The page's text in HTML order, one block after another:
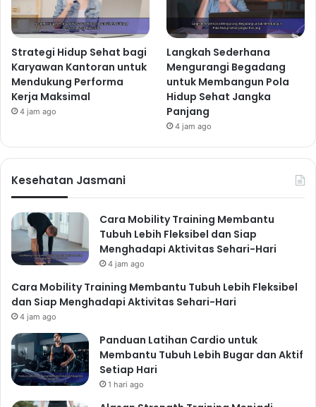
Strategi Hidup Sehat bagi
Karyawan Kantoran untuk
Mendukung Performa
Kerja Maksimal
4 jam ago
Langkah Sederhana
Mengurangi Begadang
untuk Membangun Pola
Hidup Sehat Jangka
Panjang
4 jam ago
Kesehatan Jasmani
Cara Mobility Training Membantu
Tubuh Lebih Fleksibel dan Siap
Menghadapi Aktivitas Sehari-Hari
4 jam ago
Cara Mobility Training Membantu Tubuh Lebih Fleksibel
dan Siap Menghadapi Aktivitas Sehari-Hari
4 jam ago
Panduan Latihan Cardio untuk
Membantu Tubuh Lebih Bugar dan Aktif
Setiap Hari
1 hari ago